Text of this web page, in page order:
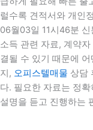
럴수록 견적서와 개인
06월03일 11시46분
소득 관련 자료, 계약
결될 수 있기 때문에
지, 오피스텔매물 상담
다. 필요한 자료는 정
설명을 듣고 진행하는